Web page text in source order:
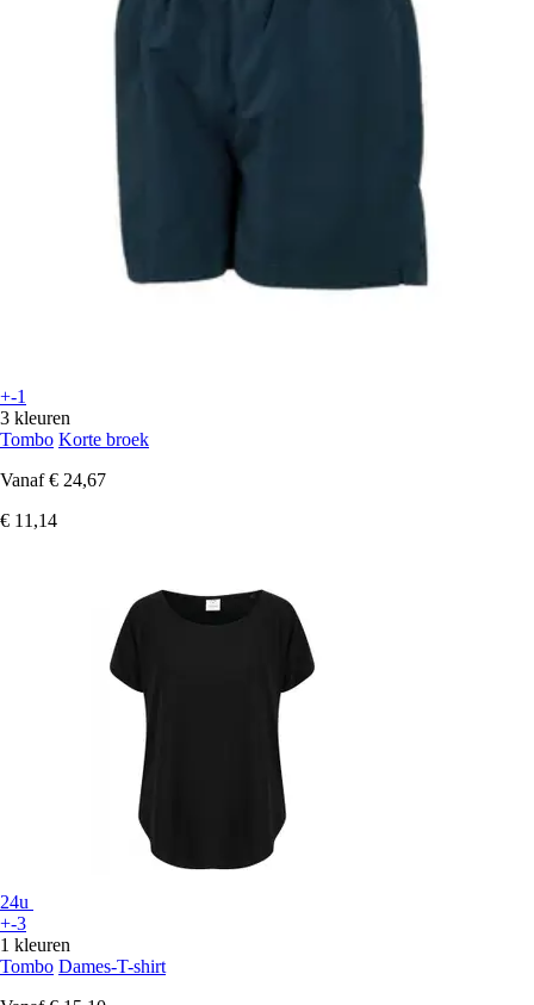
+-1
3 kleuren
Tombo Korte broek
Vanaf € 24,67
€ 11,14
24u
+-3
1 kleuren
Tombo Dames-T-shirt